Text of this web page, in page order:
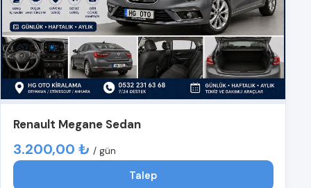
Renault Megane Sedan
3.200,00 ₺ / gün
Talep